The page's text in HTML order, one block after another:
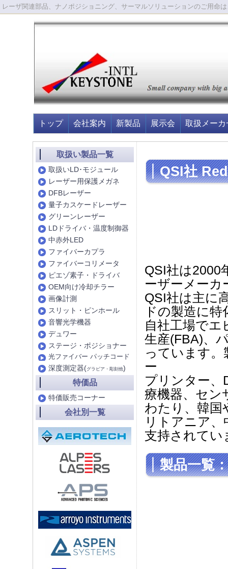
レーザ関連部品、ナノポジショニング、サーマルソリューションのご用命
トップ 会社案内 新製品 展示会 取扱メーカ
QSI社
QSI社は2000
ーザーメーカ
QSI社は主に
ドの製造に
自社工場でエ
生産(FBA)、
っています
ー
プリンター、
療機器、セン
わたり、韓国
リトアニア
支持されてい
製品一覧
取扱い製品一覧
取扱いLD･モジュール
レーザー用保護メガネ
DFBレーザー
量子カスケードレーザー
グリーンレーザー
LDドライバ・温度制御器
中赤外LED
ファイバーカプラ
ファイバーコリメータ
ピエゾ素子・ドライバ
OEM向け冷却チラー
画像計測
スリット・ピンホール
音響光学機器
デュワー
ステージ・ポジショナー
光ファイバー パッチコード
深度測定器(グラビア・彫刻他)
特価品
特価販売コーナー
会社別一覧